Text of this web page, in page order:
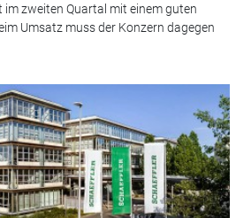
zweiten Quartal mit einem guten
Umsatz muss der Konzern dagegen